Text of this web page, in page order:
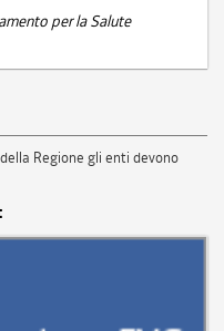
per la Salute
Regione gli enti devono